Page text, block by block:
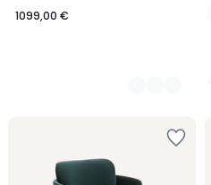
1099,00 €